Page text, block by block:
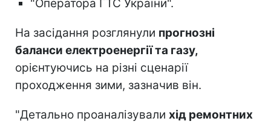
"Оператора ГТС України".
На засідання розглянули прогнозні
баланси електроенергії та газу,
орієнтуючись на різні сценарії
проходження зими, зазначив він.
"Детально проаналізували хід ремонтних